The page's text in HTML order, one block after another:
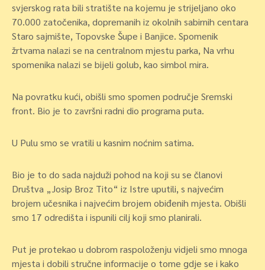
svjerskog rata bili stratište na kojemu je strijeljano oko
70.000 zatočenika, dopremanih iz okolnih sabirnih centara
Staro sajmište, Topovske Šupe i Banjice. Spomenik
žrtvama nalazi se na centralnom mjestu parka, Na vrhu
spomenika nalazi se bijeli golub, kao simbol mira.
Na povratku kući, obišli smo spomen područje Sremski
front. Bio je to završni radni dio programa puta.
U Pulu smo se vratili u kasnim noćnim satima.
Bio je to do sada najduži pohod na koji su se članovi
Društva „Josip Broz Tito“ iz Istre uputili, s najvećim
brojem učesnika i najvećim brojem obiđenih mjesta. Obišli
smo 17 odredišta i ispunili cilj koji smo planirali.
Put je protekao u dobrom raspoloženju vidjeli smo mnoga
mjesta i dobili stručne informacije o tome gdje se i kako